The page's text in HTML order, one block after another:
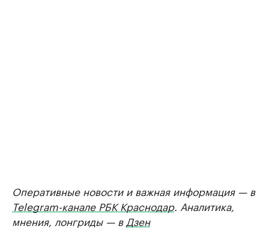
Оперативные новости и важная информация — в
Telegram-канале РБК Краснодар. Аналитика,
мнения, лонгриды — в Дзен